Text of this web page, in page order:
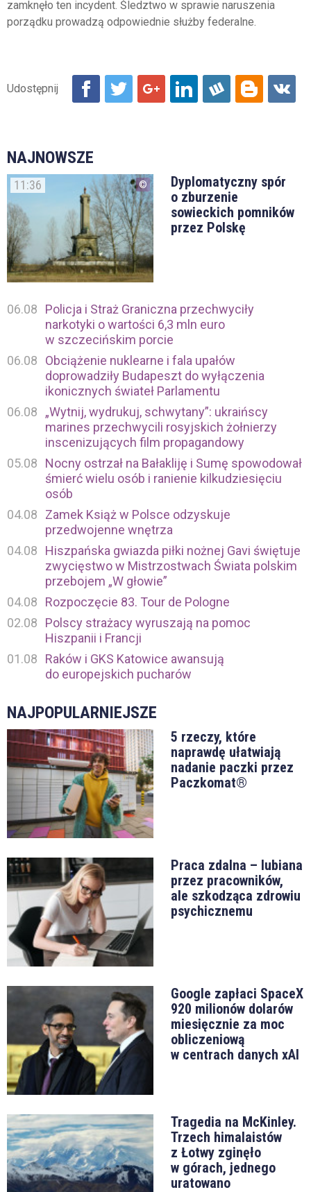
zamknęło ten incydent. Śledztwo w sprawie naruszenia
porządku prowadzą odpowiednie służby federalne.
NAJNOWSZE
11:36
Dyplomatyczny spór
o zburzenie
sowieckich pomników
przez Polskę
06.08
Policja i Straż Graniczna przechwyciły
narkotyki o wartości 6,3 mln euro
w szczecińskim porcie
06.08
Obciążenie nuklearne i fala upałów
doprowadziły Budapeszt do wyłączenia
ikonicznych świateł Parlamentu
06.08
„Wytnij, wydrukuj, schwytany”: ukraińscy
marines przechwycili rosyjskich żołnierzy
inscenizujących film propagandowy
05.08
Nocny ostrzał na Bałakliję i Sumę spowodował
śmierć wielu osób i ranienie kilkudziesięciu
osób
04.08
Zamek Książ w Polsce odzyskuje
przedwojenne wnętrza
04.08
Hiszpańska gwiazda piłki nożnej Gavi świętuje
zwycięstwo w Mistrzostwach Świata polskim
przebojem „W głowie”
04.08
Rozpoczęcie 83. Tour de Pologne
02.08
Polscy strażacy wyruszają na pomoc
Hiszpanii i Francji
01.08
Raków i GKS Katowice awansują
do europejskich pucharów
NAJPOPULARNIEJSZE
5 rzeczy, które
naprawdę ułatwiają
nadanie paczki przez
Paczkomat®
Praca zdalna – lubiana
przez pracowników,
ale szkodząca zdrowiu
psychicznemu
Google zapłaci SpaceX
920 milionów dolarów
miesięcznie za moc
obliczeniową
w centrach danych xAI
Tragedia na McKinley.
Trzech himalaistów
z Łotwy zginęło
w górach, jednego
uratowano